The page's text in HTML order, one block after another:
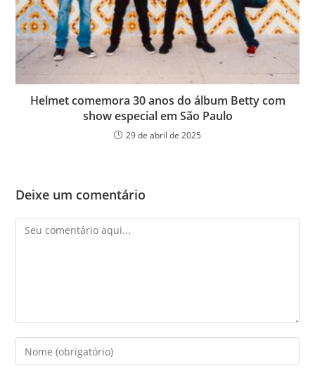
Helmet comemora 30 anos do álbum Betty com
show especial em São Paulo
29 de abril de 2025
Deixe um comentário
Comentário
Digite
seu